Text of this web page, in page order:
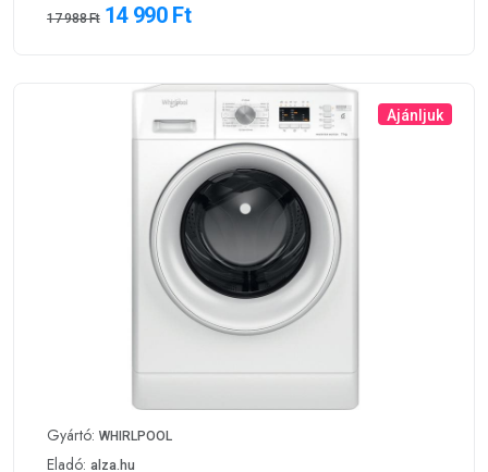
17 988 Ft 14 990 Ft
Ajánljuk
Gyártó: WHIRLPOOL
Eladó: alza.hu